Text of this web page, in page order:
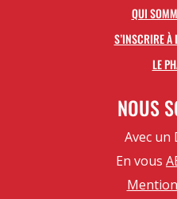
QUI
S’INSCRIRE À
LE
NOUS
Avec un
En vous